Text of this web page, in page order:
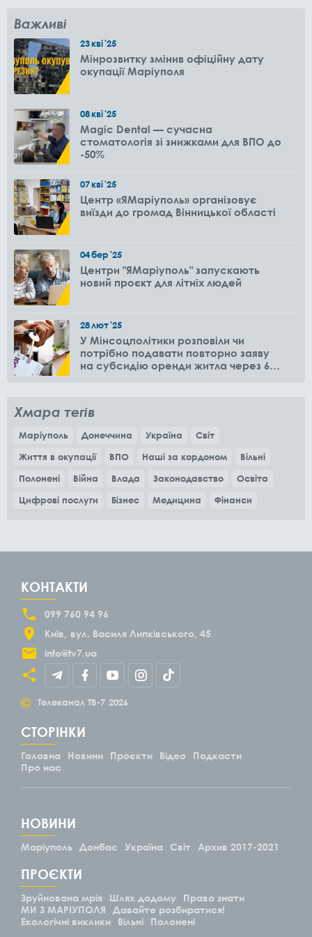
Важливі
23кві'25
Мінрозвитку змінив офіційну дату
окупації Маріуполя
08кві'25
Magic Dental — сучасна
стоматологія зі знижками для ВПО до
-50%
07кві'25
Центр «ЯМаріуполь» організовує
виїзди до громад Вінницької області
04бер'25
Центри "ЯМаріуполь" запускають
новий проєкт для літніх людей
28лют'25
У Мінсоцполітики розповіли чи
потрібно подавати повторно заяву
на субсидію оренди житла через 6
Хмара тегів
Маріуполь Донеччина Україна
Світ
Життя в окупації
ВПО Наші за кордоном
Вільні
Полонені
Війна Влада Законодавство
Освіта
Цифрові послуги
Бізнес Медицина Фінанси
КОНТАКТИ
099 760 94 96
Київ
вул. Василя Липківського, 45
info@tv7.ua
© Телеканал ТВ-7 2026
СТОРІНКИ
Головна Новини Проєкти Відео
Подкасти
Про нас
НОВИНИ
Маріуполь Донбас Україна Світ Архив 2017-2021
ПРОЄКТИ
Зруйнована мрія Шлях додому
Право знати
МИ З МАРІУПОЛЯ
Давайте розбиратися!
Екологічні виклики
Вільні Полонені